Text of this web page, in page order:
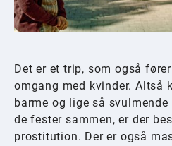
Det er et trip, som også
omgang med kvinder. Altså
barme og lige så
de fester sammen, er der
prostitution. Der er også